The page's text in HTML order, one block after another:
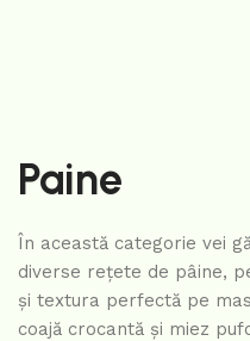
Paine
În această categorie vei
diverse rețete de pâine,
și textura perfectă pe
coajă crocantă și miez